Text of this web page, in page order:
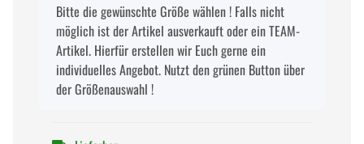
xBitte die gewünschte Größe wählen ! Falls nicht
möglich ist der Artikel ausverkauft oder ein TEAM-
Artikel. Hierfür erstellen wir Euch gerne ein
individuelles Angebot. Nutzt den grünen Button über
der Größenauswahl !